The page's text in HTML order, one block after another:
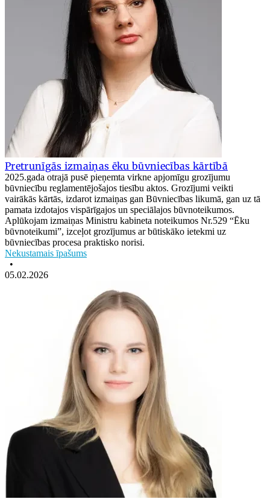
Pretrunīgās izmaiņas ēku būvniecības kārtībā
2025.gada otrajā pusē pieņemta virkne apjomīgu grozījumu
būvniecību reglamentējošajos tiesību aktos. Grozījumi veikti
vairākās kārtās, izdarot izmaiņas gan Būvniecības likumā, gan uz tā
pamata izdotajos vispārīgajos un speciālajos būvnoteikumos.
Aplūkojam izmaiņas Ministru kabineta noteikumos Nr.529 “Ēku
būvnoteikumi”, izceļot grozījumus ar būtiskāko ietekmi uz
būvniecības procesa praktisko norisi.
Nekustamais īpašums
•
05.02.2026